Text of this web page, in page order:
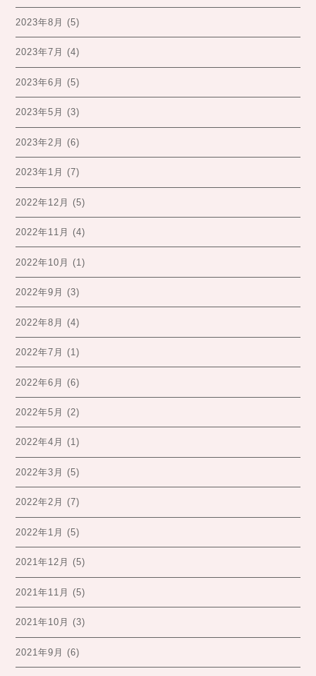
2023年8月 (5)
2023年7月 (4)
2023年6月 (5)
2023年5月 (3)
2023年2月 (6)
2023年1月 (7)
2022年12月 (5)
2022年11月 (4)
2022年10月 (1)
2022年9月 (3)
2022年8月 (4)
2022年7月 (1)
2022年6月 (6)
2022年5月 (2)
2022年4月 (1)
2022年3月 (5)
2022年2月 (7)
2022年1月 (5)
2021年12月 (5)
2021年11月 (5)
2021年10月 (3)
2021年9月 (6)